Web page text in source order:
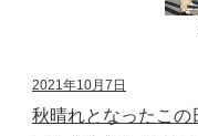
2021年10月7日
秋晴れとなったこの